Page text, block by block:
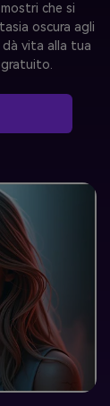
che si
oscura agli
dà vita alla tua
gratuito.